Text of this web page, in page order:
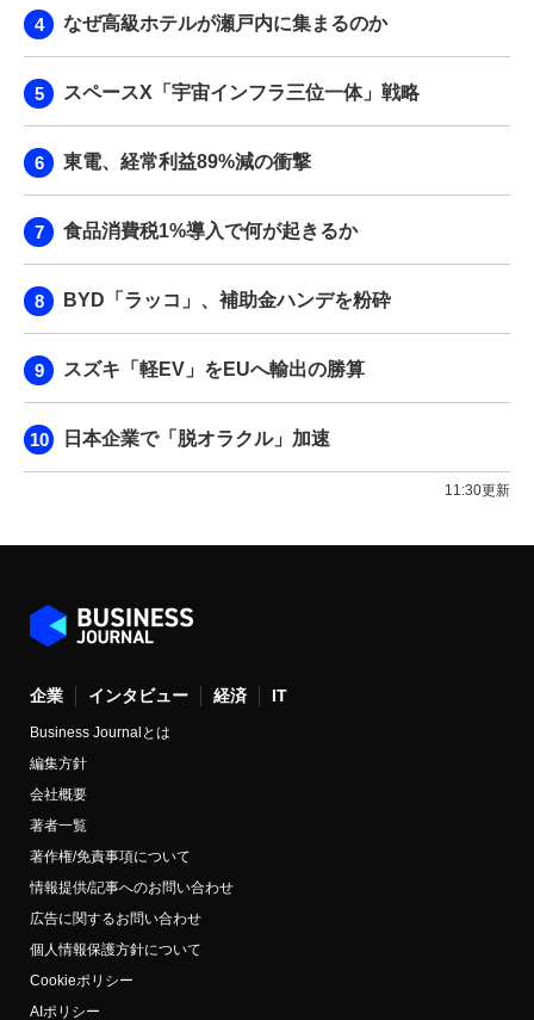
なぜ高級ホテルが瀬戸内に集まるのか
スペースX「宇宙インフラ三位一体」戦略
東電、経常利益89%減の衝撃
食品消費税1%導入で何が起きるか
BYD「ラッコ」、補助金ハンデを粉砕
スズキ「軽EV」をEUへ輸出の勝算
日本企業で「脱オラクル」加速
11:30更新
企業 インタビュー 経済 IT
Business Journalとは
編集方針
会社概要
著者一覧
著作権/免責事項について
情報提供/記事へのお問い合わせ
広告に関するお問い合わせ
個人情報保護方針について
Cookieポリシー
AIポリシー